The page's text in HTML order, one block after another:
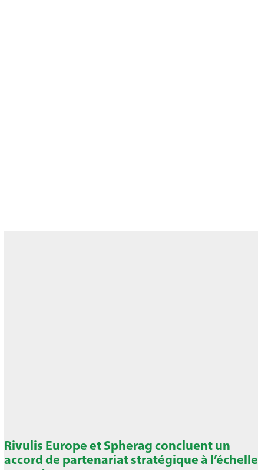
Rivulis Europe et Spherag concluent un
accord de partenariat stratégique à l’échelle